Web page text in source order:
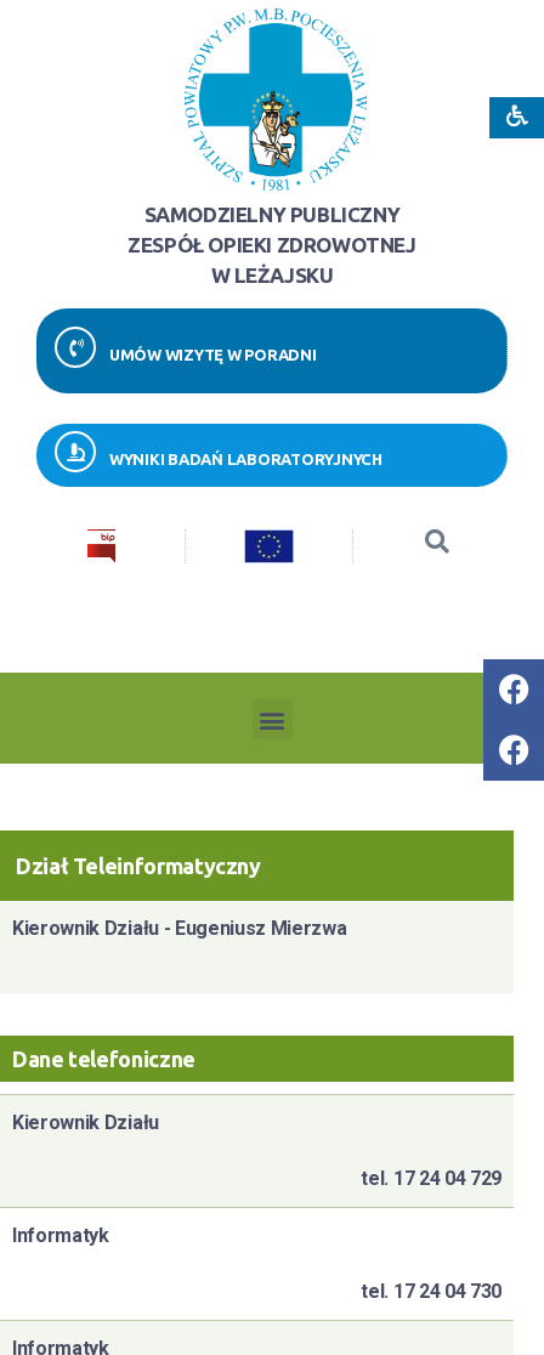
SAMODZIELNY PUBLICZNY
ZESPÓŁ OPIEKI ZDROWOTNEJ
W LEŻAJSKU
UMÓW WIZYTĘ W PORADNI
WYNIKI BADAŃ LABORATORYJNYCH
Dział Teleinformatyczny
Kierownik Działu - Eugeniusz Mierzwa
Dane telefoniczne
Kierownik Działu
tel. 17 24 04 729
Informatyk
tel. 17 24 04 730
Informatyk